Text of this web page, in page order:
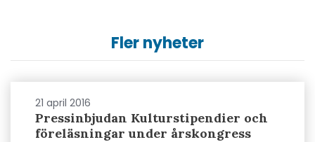
Fler nyheter
21 april 2016
Pressinbjudan Kulturstipendier och
föreläsningar under årskongress